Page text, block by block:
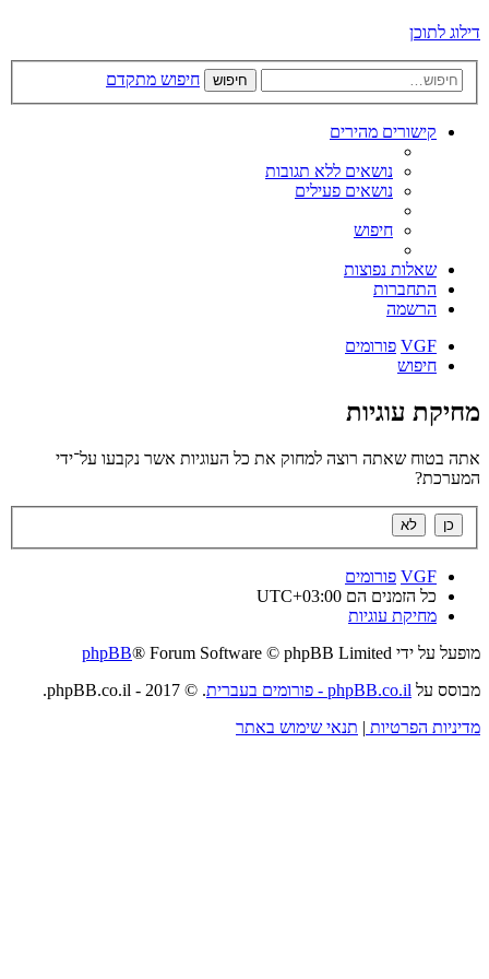
דילוג לתוכן
חיפוש חיפוש מתקדם
קישורים מהירים
נושאים ללא תגובות
נושאים פעילים
חיפוש
שאלות נפוצות
התחברות
הרשמה
VGF פורומים
חיפוש
מחיקת עוגיות
אתה בטוח שאתה רוצה למחוק את כל העוגיות אשר נקבעו על־ידי
המערכת?
VGF פורומים
כל הזמנים הם UTC+03:00
מחיקת עוגיות
מופעל על ידי
phpBB® Forum Software © phpBB Limited
מבוסס על phpBB.co.il - פורומים בעברית
. © 2017 - phpBB.co.il.
מדיניות הפרטיות | תנאי שימוש באתר